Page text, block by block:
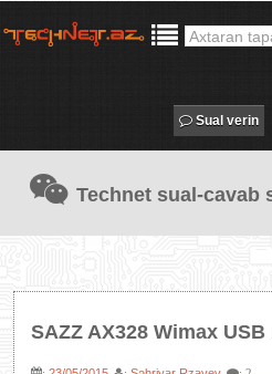
Sual verin
Technet sual-cavab
SAZZ AX328 Wimax